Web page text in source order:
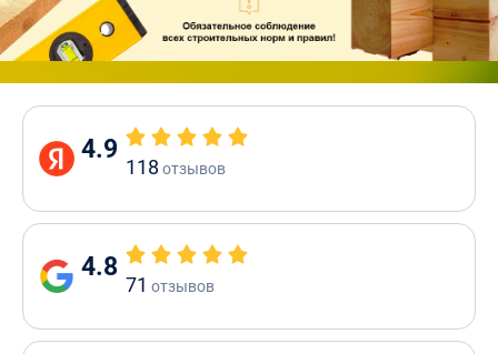
4.9
118 отзывов
4.8
71 отзывов